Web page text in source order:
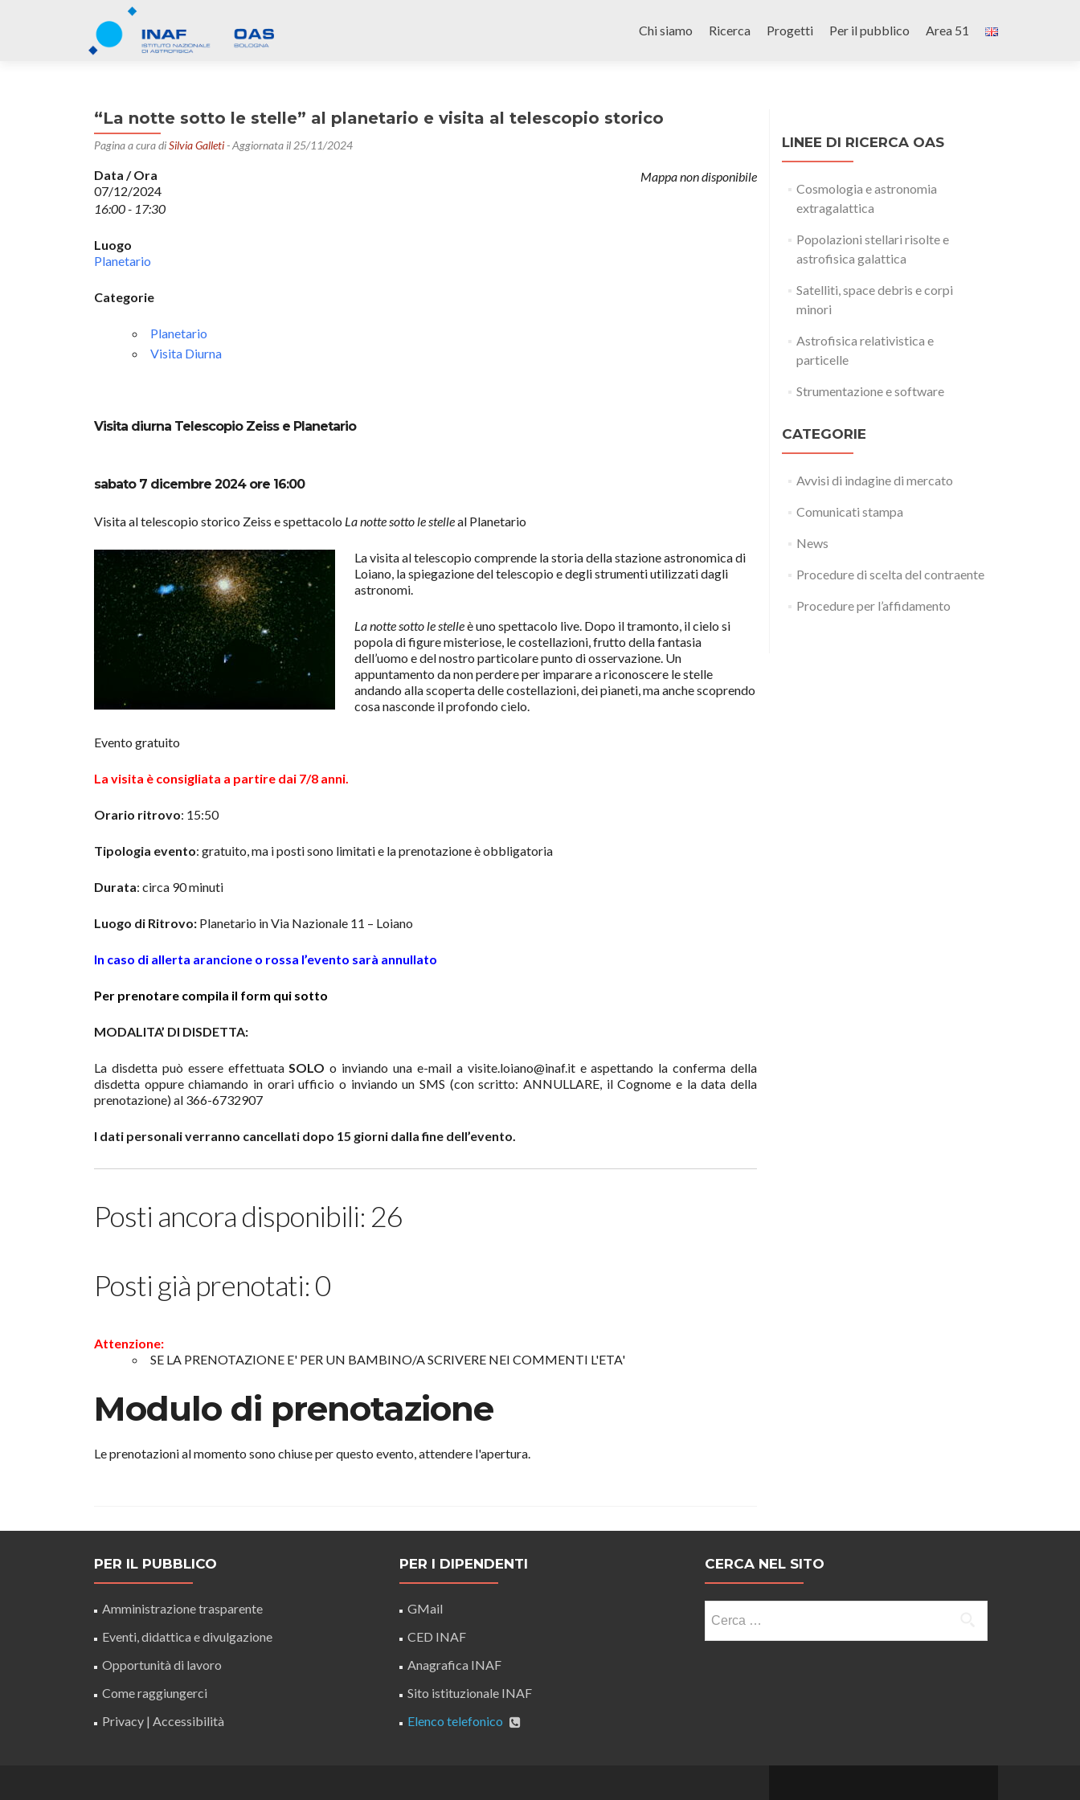
to
Chi siamo Ricerca Progetti Per il pubblico Area 51
“La notte sotto le stelle” al planetario e visita al telescopio storico
Pagina a cura diSilvia Galleti- Aggiornata il 25/11/2024
Mappa non disponibile
Data / Ora
07/12/2024
16:00 - 17:30
Luogo
Planetario
Categorie
Planetario
Visita Diurna
Visita diurna Telescopio Zeiss e Planetario
sabato 7 dicembre 2024 ore 16:00
Visita al telescopio storico Zeiss e spettacolo La notte sotto le stelleal Planetario
La visita al telescopio comprende la storia della stazione astronomica di
Loiano, la spiegazione del telescopio e degli strumenti utilizzati dagli
astronomi.
La notte sotto le stelleè uno spettacolo live. Dopo il tramonto, il cielo si
popola di figure misteriose, le costellazioni, frutto della fantasia
dell’uomo e del nostro particolare punto di osservazione. Un
appuntamento da non perdere per imparare a riconoscere le stelle
andando alla scoperta delle costellazioni, dei pianeti, ma anche scoprendo
cosa nasconde il profondo cielo.
Evento gratuito
La visita è consigliata a partire dai 7/8 anni.
Orario ritrovo: 15:50
Tipologia evento: gratuito, ma i posti sono limitati e la prenotazione è obbligatoria
Durata: circa 90 minuti
Luogo di Ritrovo: Planetario in Via Nazionale 11 – Loiano
In caso di allerta arancione o rossa l’evento sarà annullato
Per prenotare compila il form qui sotto
MODALITA’ DI DISDETTA:
La disdetta può essere effettuataSOLO o inviando una e-mail a visite.loiano@inaf.it e aspettando la conferma della
disdetta oppure chiamando in orari ufficio o inviando un SMS (con scritto: ANNULLARE, il Cognome e la data della
prenotazione) al 366-6732907
I dati personali verranno cancellati dopo 15 giorni dalla fine dell’evento.
Posti ancora disponibili: 26
Posti già prenotati: 0
Attenzione:
SE LA PRENOTAZIONE E' PER UN BAMBINO/A SCRIVERE NEI COMMENTI L'ETA'
Modulo di prenotazione
Le prenotazioni al momento sono chiuse per questo evento, attendere l'apertura.
LINEE DI RICERCA OAS
Cosmologia e astronomia
extragalattica
Popolazioni stellari risolte e
astrofisica galattica
Satelliti, space debris e corpi
minori
Astrofisica relativistica e
particelle
Strumentazione e software
CATEGORIE
Avvisi di indagine di mercato
Comunicati stampa
News
Procedure di scelta del contraente
Procedure per l’affidamento
PER IL PUBBLICO
Amministrazione trasparente
Eventi, didattica e divulgazione
Opportunità di lavoro
Come raggiungerci
Privacy | Accessibilità
PER I DIPENDENTI
GMail
CED INAF
Anagrafica INAF
Sito istituzionale INAF
Elenco telefonico
CERCA NEL SITO
per: